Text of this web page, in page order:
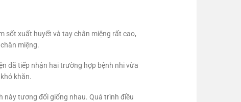
sốt xuất huyết và tay chân miệng rất cao,
miệng.
đã tiếp nhận hai trường hợp bệnh nhi vừa
khăn.
này tương đối giống nhau. Quá trình điều